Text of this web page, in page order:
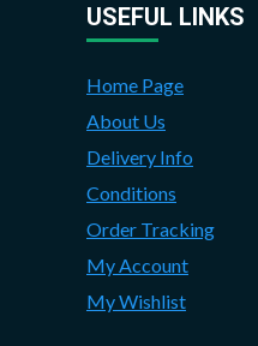
USEFUL LINKS
Home Page
About Us
Delivery Info
Conditions
Order Tracking
My Account
My Wishlist